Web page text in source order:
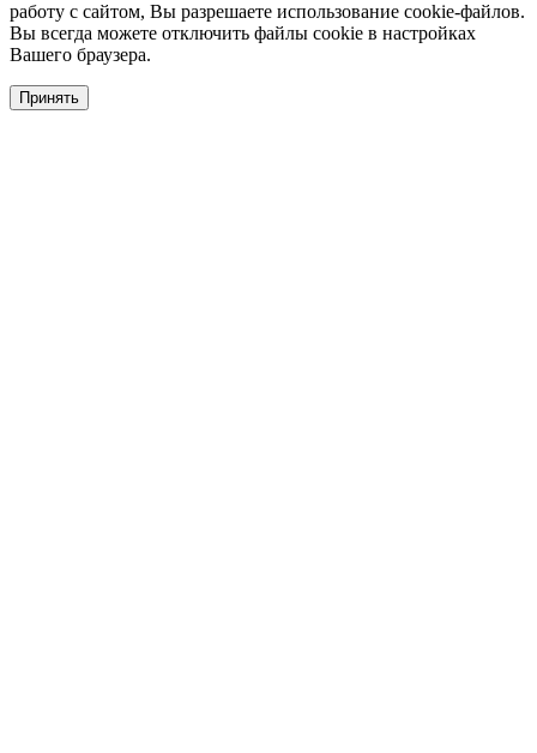
работу с сайтом, Вы разрешаете использование cookie-файлов.
Вы всегда можете отключить файлы cookie в настройках
Вашего браузера.
Принять